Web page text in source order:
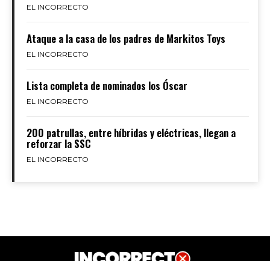
EL INCORRECTO
Ataque a la casa de los padres de Markitos Toys
EL INCORRECTO
Lista completa de nominados los Óscar
EL INCORRECTO
200 patrullas, entre híbridas y eléctricas, llegan a
reforzar la SSC
EL INCORRECTO